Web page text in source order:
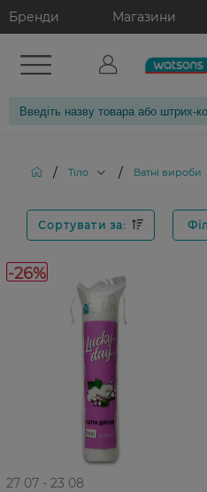
Бренди Магазини
/ Тіло / Ватні вироби
Сортувати за:
-26%
27 07 - 23 08